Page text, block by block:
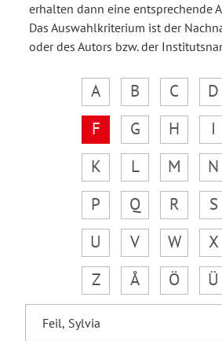
erhalten dann eine entsprechende
Das Auswahlkriterium ist der
oder des Autors bzw. der
A B C D
F
G H I
K
L M N
P
Q R S
U
V W X
Z
Å Ö Ü